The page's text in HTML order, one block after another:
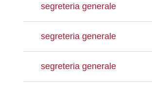
segreteria generale
segreteria generale
segreteria generale